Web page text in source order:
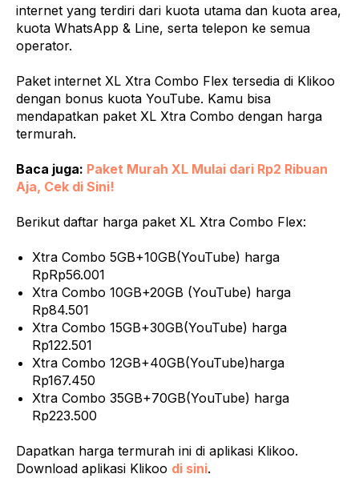
internet yang terdiri dari kuota utama dan kuota area,
kuota WhatsApp & Line, serta telepon ke semua
operator.
Paket internet XL Xtra Combo Flex tersedia di Klikoo
dengan bonus kuota YouTube. Kamu bisa
mendapatkan paket XL Xtra Combo dengan harga
termurah.
Baca juga: Paket Murah XL Mulai dari Rp2 Ribuan
Aja, Cek di Sini!
Berikut daftar harga paket XL Xtra Combo Flex:
Xtra Combo 5GB+10GB(YouTube) harga
RpRp56.001
Xtra Combo 10GB+20GB (YouTube) harga
Rp84.501
Xtra Combo 15GB+30GB(YouTube) harga
Rp122.501
Xtra Combo 12GB+40GB(YouTube)harga
Rp167.450
Xtra Combo 35GB+70GB(YouTube) harga
Rp223.500
Dapatkan harga termurah ini di aplikasi Klikoo.
Download aplikasi Klikoo di sini.